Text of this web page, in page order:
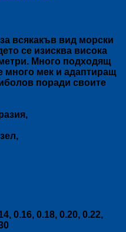
всякакъв вид морски
се изисква висока
Много подходящ
много мек и адаптиращ
поради своите
0.16, 0.18, 0.20, 0.22,